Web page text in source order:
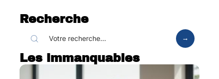
Recherche
Les immanquables